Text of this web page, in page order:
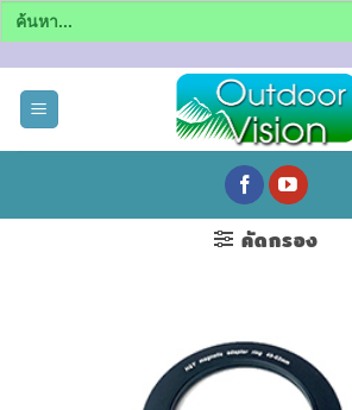
Search
for:
คัดกรอง